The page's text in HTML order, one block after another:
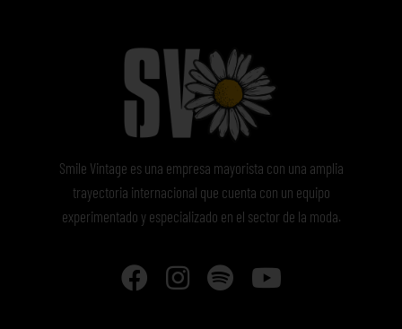
Smile Vintage es una empresa mayorista con una amplia
trayectoria internacional que cuenta con un equipo
experimentado y especializado en el sector de la moda.